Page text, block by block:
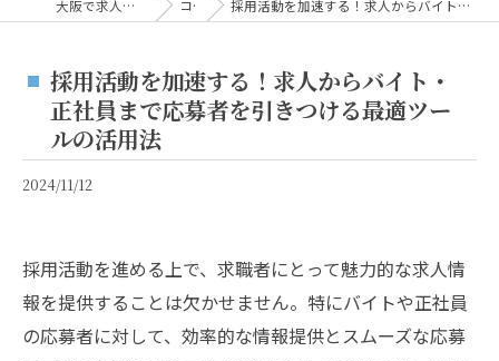
大阪で求人広告なら株式会社AOA コラム 採用活動を加速する！求人からバイト・正社員まで応募者を引きつける最適ツールの活用法
採用活動を加速する！求人からバイト・
正社員まで応募者を引きつける最適ツー
ルの活用法
2024/11/12
採用活動を進める上で、求職者にとって魅力的な求人情
報を提供することは欠かせません。特にバイトや正社員
の応募者に対して、効率的な情報提供とスムーズな応募